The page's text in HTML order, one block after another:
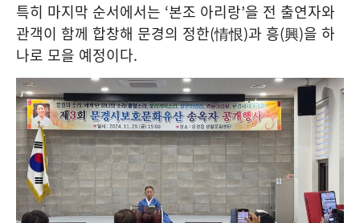
특히 마지막 순서에서는 ‘본조 아리랑’을 전 출연자와
관객이 함께 합창해 문경의 정한(情恨)과 흥(興)을 하
나로 모을 예정이다.